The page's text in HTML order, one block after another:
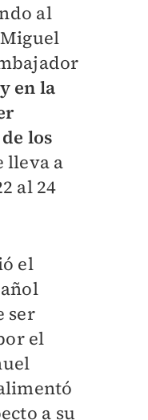
al
en la
los
lleva a
al 24
el
ser
el
a su